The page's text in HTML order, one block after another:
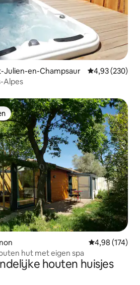
Julien-en-Champsaur Gemiddelde
4,93 (230)
Alpes
Gemiddelde
4,98 (174)
hut met eigen spa
houten huisjes